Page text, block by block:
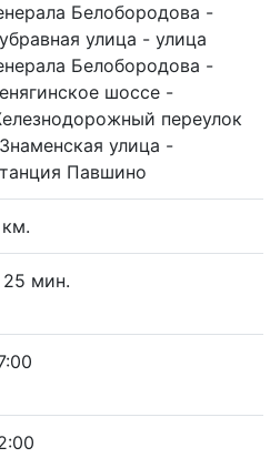
Белобородова -
улица - улица
Белобородова -
шоссе -
переулок
улица -
Павшино
мин.